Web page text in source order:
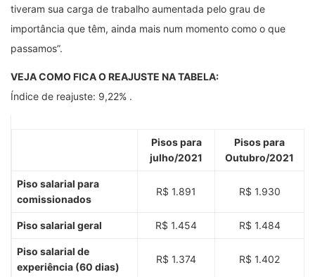
tiveram sua carga de trabalho aumentada pelo grau de
importância que têm, ainda mais num momento como o que
passamos”.
VEJA COMO FICA O REAJUSTE NA TABELA:
Índice de reajuste: 9,22% .
Pisos para
julho/2021
Pisos para
Outubro/2021
Piso salarial para
comissionados
R$ 1.891 R$ 1.930
Piso salarial geral R$ 1.454 R$ 1.484
Piso salarial de
experiência (60 dias)
R$ 1.374 R$ 1.402